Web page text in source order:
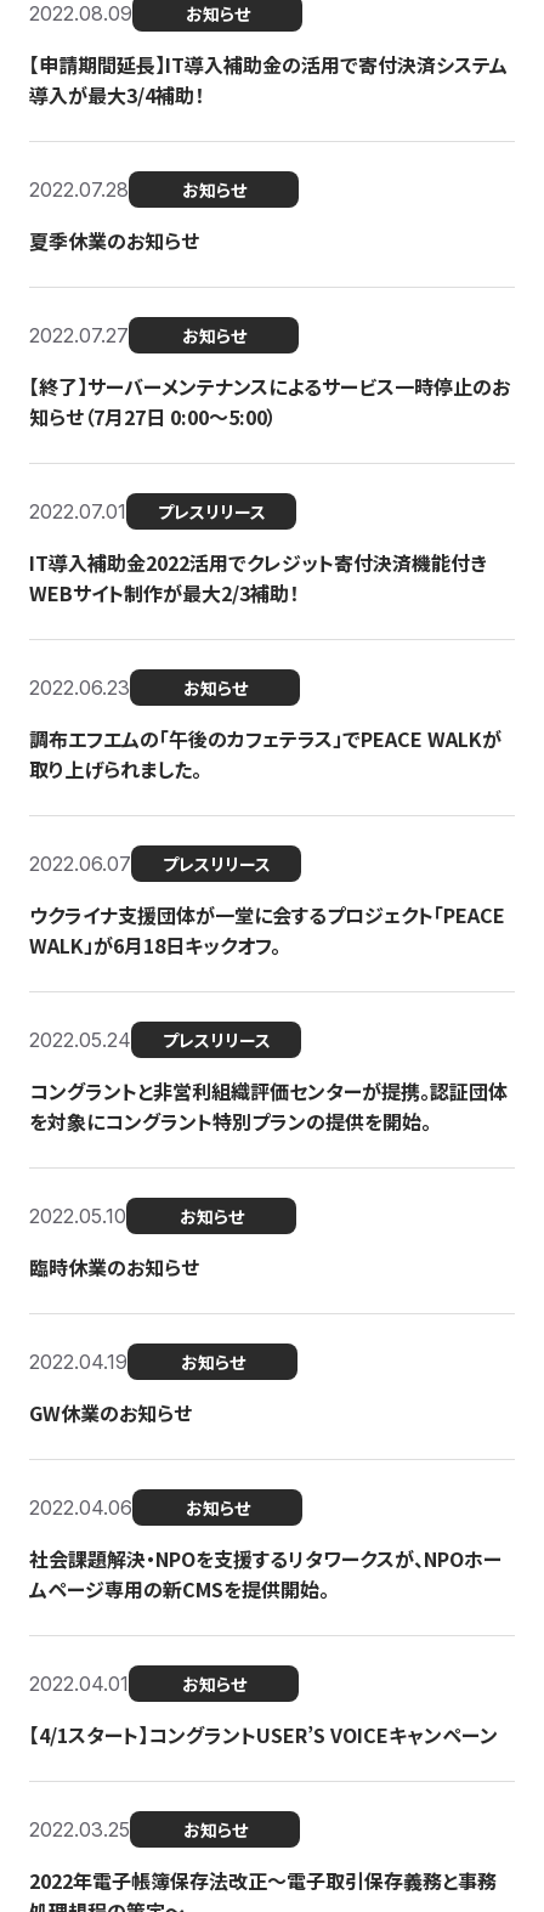
2022.08.09 お知らせ
【申請期間延長】IT導入補助金の活用で寄付決済システム
導入が最大3/4補助！
2022.07.28 お知らせ
夏季休業のお知らせ
2022.07.27 お知らせ
【終了】サーバーメンテナンスによるサービス一時停止のお
知らせ（7月27日 0:00〜5:00）
2022.07.01 プレスリリース
IT導入補助金2022活用でクレジット寄付決済機能付き
WEBサイト制作が最大2/3補助！
2022.06.23 お知らせ
調布エフエムの「午後のカフェテラス」でPEACE WALKが
取り上げられました。
2022.06.07 プレスリリース
ウクライナ支援団体が一堂に会するプロジェクト「PEACE
WALK」が6月18日キックオフ。
2022.05.24 プレスリリース
コングラントと非営利組織評価センターが提携。認証団体
を対象にコングラント特別プランの提供を開始。
2022.05.10 お知らせ
臨時休業のお知らせ
2022.04.19 お知らせ
GW休業のお知らせ
2022.04.06 お知らせ
社会課題解決・NPOを支援するリタワークスが、NPOホー
ムページ専用の新CMSを提供開始。
2022.04.01 お知らせ
【4/1スタート】コングラントUSER’S VOICEキャンペーン
2022.03.25 お知らせ
2022年電子帳簿保存法改正～電子取引保存義務と事務